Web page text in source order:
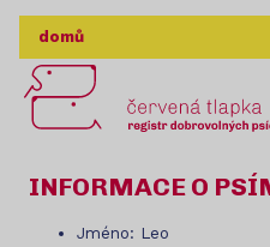
domů
INFORMACE O
Jméno: Leo